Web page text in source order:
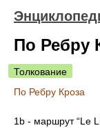
По Ребру
Толкование
По Ребру Кроза
1b - маршрут “Le